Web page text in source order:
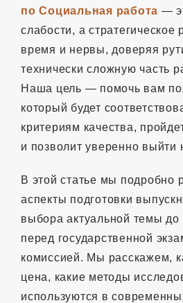
по Социальная работа —
слабости, а
время и нервы, доверяя
технически сложную часть
Наша цель — помочь вам
который будет
критериям качества,
и позволит уверенно выйти
В этой статье мы подробно
аспекты подготовки
выбора актуальной темы
перед государственной
комиссией. Мы расскажем,
цена, какие методы
используются в